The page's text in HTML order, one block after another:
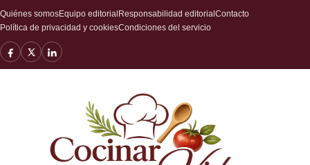
Quiénes somosEquipo editorial Responsabilidad editorial Contacto
Política de privacidad y cookiesCondiciones del servicio